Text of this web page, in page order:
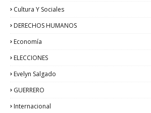
Cultura Y Sociales
DERECHOS HUMANOS
Economía
ELECCIONES
Evelyn Salgado
GUERRERO
Internacional